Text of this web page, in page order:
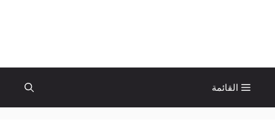
القائمة